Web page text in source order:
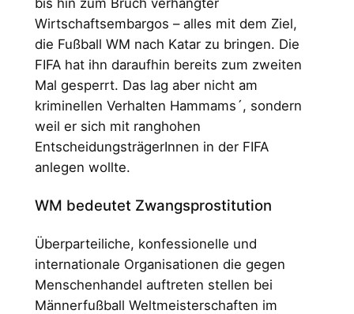
Wirtschaftsembargos – alles mit dem Ziel,
die Fußball WM nach Katar zu bringen. Die
FIFA hat ihn daraufhin bereits zum zweiten
Mal gesperrt. Das lag aber nicht am
kriminellen Verhalten Hammams´, sondern
weil er sich mit ranghohen
EntscheidungsträgerInnen in der FIFA
anlegen wollte.
WM bedeutet Zwangsprostitution
Überparteiliche, konfessionelle und
internationale Organisationen die gegen
Menschenhandel auftreten stellen bei
Männerfußball Weltmeisterschaften im